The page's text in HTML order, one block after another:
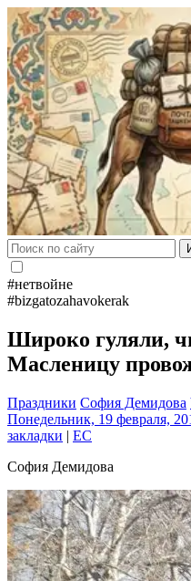
#нетвойне
#bizgatozahavokerak
Широко гуляли,
Масленицу
Праздники София Демидова
Понедельник, 19 февраля,
закладки | EC
София Демидова